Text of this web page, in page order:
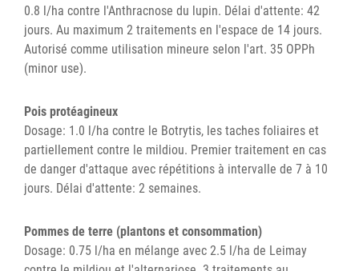
0.8 l/ha contre l'Anthracnose du lupin. Délai d'attente: 42
jours. Au maximum 2 traitements en l'espace de 14 jours.
Autorisé comme utilisation mineure selon l'art. 35 OPPh
(minor use).
Pois protéagineux
Dosage: 1.0 l/ha contre le Botrytis, les taches foliaires et
partiellement contre le mildiou. Premier traitement en cas
de danger d'attaque avec répétitions à intervalle de 7 à 10
jours. Délai d'attente: 2 semaines.
Pommes de terre (plantons et consommation)
Dosage: 0.75 l/ha en mélange avec 2.5 l/ha de Leimay